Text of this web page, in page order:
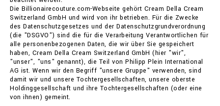
Die Billionairecouture.com-Webseite gehört Cream Della Cream
Switzerland GmbH und wird von ihr betrieben. Für die Zwecke
des Datenschutzgesetzes und der Datenschutzgrundverordnung
(die "DSGVO") sind die für die Verarbeitung Verantwortlichen für
alle personenbezogenen Daten, die wir über Sie gespeichert
haben, Cream Della Cream Switzerland GmbH (hier "wir",
"unser", "uns" genannt), die Teil von Philipp Plein International
AG ist. Wenn wir den Begriff "unsere Gruppe" verwenden, sind
damit wir und unsere Tochtergesellschaften, unsere oberste
Holdinggesellschaft und ihre Tochtergesellschaften (oder eine
von ihnen) gemeint.